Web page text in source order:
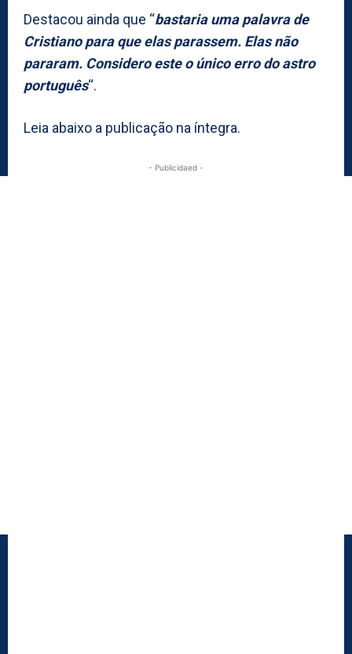
Destacou ainda que “bastaria uma palavra de
Cristiano para que elas parassem. Elas não
pararam. Considero este o único erro do astro
português“.
Leia abaixo a publicação na íntegra.
- Publicidaed -